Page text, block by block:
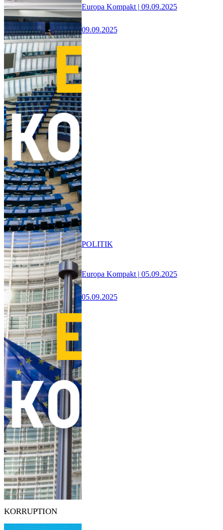
Europa Kompakt | 09.09.2025
09.09.2025
Europa Kompakt | 05.09.2025
05.09.2025
POLITIK
KORRUPTION